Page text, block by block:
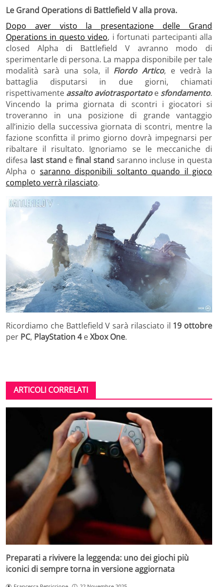
Le Grand Operations di Battlefield V alla prova.
Dopo aver visto la presentazione delle Grand
Operations in questo video, i fortunati partecipanti alla
closed Alpha di Battlefield V avranno modo di
sperimentarle di persona. La mappa disponibile per tale
modalità sarà una sola, il Fiordo Artico, e vedrà la
battaglia disputarsi in due giorni, chiamati
rispettivamente assalto aviotrasportatoe sfondamento.
Vincendo la prima giornata di scontri i giocatori si
troveranno in una posizione di grande vantaggio
all’inizio della successiva giornata di scontri, mentre la
fazione sconfitta il primo giorno dovrà impegnarsi per
ribaltare il risultato. Ignoriamo se le meccaniche di
difesa last stand efinal stand saranno incluse in questa
Alpha o saranno disponibili soltanto quando il gioco
completo verrà rilasciato.
Ricordiamo che Battlefield V sarà rilasciato il 19 ottobre
per PC, PlayStation 4eXbox One.
ARTICOLI CORRELATI
Preparati a rivivere la leggenda: uno dei giochi più
iconici di sempre torna in versione aggiornata